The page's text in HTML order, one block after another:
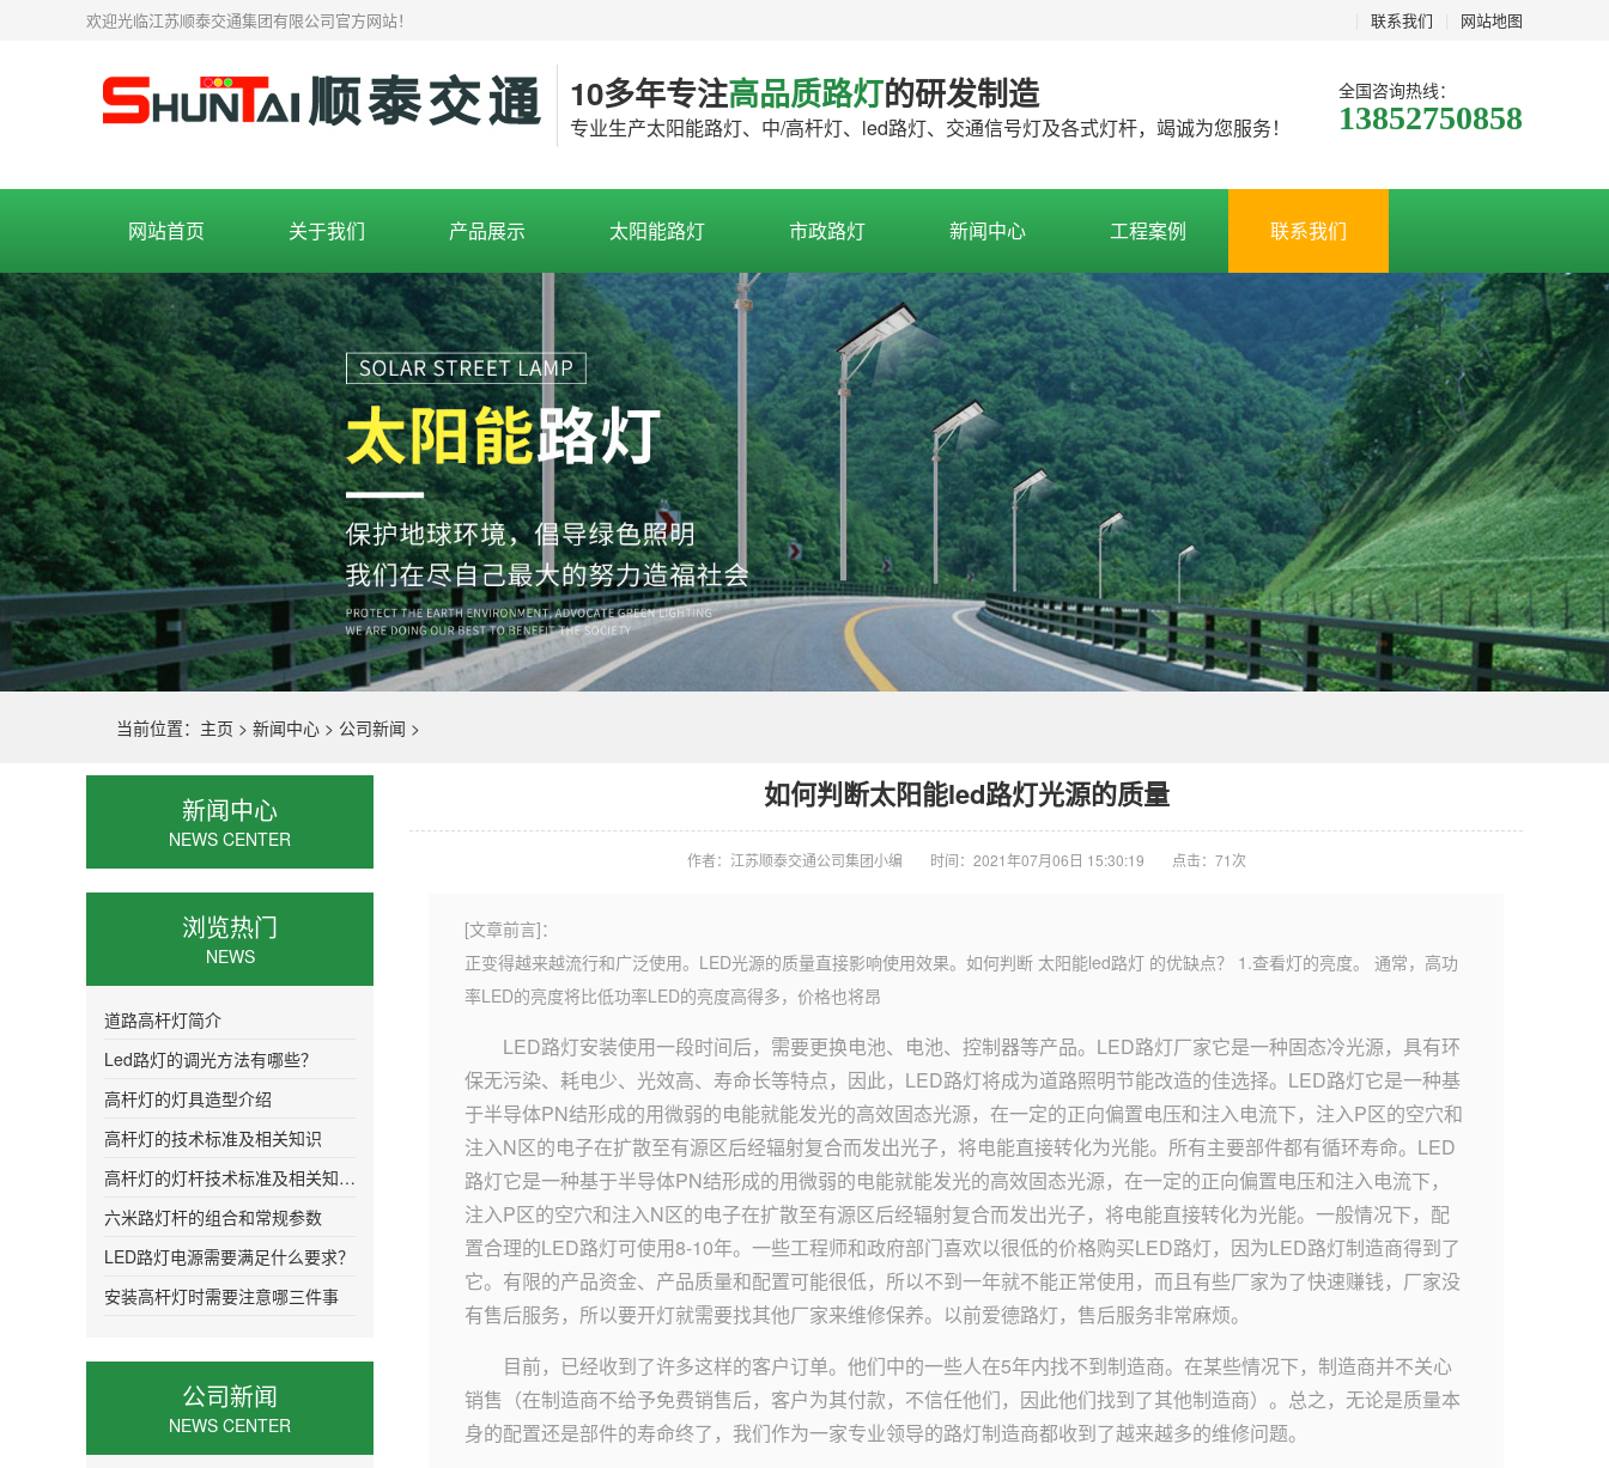
联系我们 网站地图
欢迎光临江苏顺泰交通集团有限公司官方网站！
10多年专注高品质路灯的研发制造
专业生产太阳能路灯、中/高杆灯、led路灯、交通信号灯及各式灯杆，竭诚为您服务！
全国咨询热线：
13852750858
网站首页 关于我们 产品展示 太阳能路灯 市政路灯 新闻中心 工程案例 联系我们
当前位置： 主页 > 新闻中心 > 公司新闻 >
新闻中心
NEWS CENTER
浏览热门
NEWS
道路高杆灯简介
Led路灯的调光方法有哪些？
高杆灯的灯具造型介绍
高杆灯的技术标准及相关知识
高杆灯的灯杆技术标准及相关知识介绍
六米路灯杆的组合和常规参数
LED路灯电源需要满足什么要求？
安装高杆灯时需要注意哪三件事
公司新闻
NEWS CENTER
如何判断太阳能led路灯光源的质量
作者：江苏顺泰交通公司集团小编 时间：2021年07月06日 15:30:19 点击： 71次
[文章前言]：
正变得越来越流行和广泛使用。LED光源的质量直接影响使用效果。如何判断 太阳能led路灯 的优缺点？ 1.查看灯的亮度。 通常，高功
率LED的亮度将比低功率LED的亮度高得多，价格也将昂
LED路灯安装使用一段时间后，需要更换电池、电池、控制器等产品。LED路灯厂家它是一种固态冷光源，具有环
保无污染、耗电少、光效高、寿命长等特点，因此，LED路灯将成为道路照明节能改造的佳选择。LED路灯它是一种基
于半导体PN结形成的用微弱的电能就能发光的高效固态光源，在一定的正向偏置电压和注入电流下，注入P区的空穴和
注入N区的电子在扩散至有源区后经辐射复合而发出光子，将电能直接转化为光能。所有主要部件都有循环寿命。LED
路灯它是一种基于半导体PN结形成的用微弱的电能就能发光的高效固态光源，在一定的正向偏置电压和注入电流下，
注入P区的空穴和注入N区的电子在扩散至有源区后经辐射复合而发出光子，将电能直接转化为光能。一般情况下，配
置合理的LED路灯可使用8-10年。一些工程师和政府部门喜欢以很低的价格购买LED路灯，因为LED路灯制造商得到了
它。有限的产品资金、产品质量和配置可能很低，所以不到一年就不能正常使用，而且有些厂家为了快速赚钱，厂家没
有售后服务，所以要开灯就需要找其他厂家来维修保养。以前爱德路灯，售后服务非常麻烦。
目前，已经收到了许多这样的客户订单。他们中的一些人在5年内找不到制造商。在某些情况下，制造商并不关心
销售（在制造商不给予免费销售后，客户为其付款，不信任他们，因此他们找到了其他制造商）。总之，无论是质量本
身的配置还是部件的寿命终了，我们作为一家专业领导的路灯制造商都收到了越来越多的维修问题。